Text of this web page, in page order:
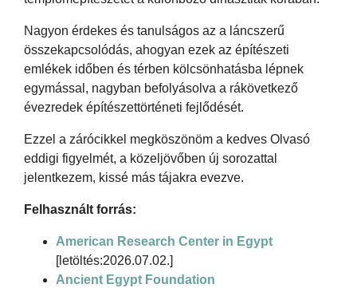
Nagyon érdekes és tanulságos az a láncszerű
összekapcsolódás, ahogyan ezek az építészeti
emlékek időben és térben kölcsönhatásba lépnek
egymással, nagyban befolyásolva a rákövetkező
évezredek építészettörténeti fejlődését.
Ezzel a zárócikkel megköszönöm a kedves Olvasó
eddigi figyelmét, a közeljövőben új sorozattal
jelentkezem, kissé más tájakra evezve.
Felhasznált forrás:
American Research Center in Egypt
[letöltés:2026.07.02.]
Ancient Egypt Foundation